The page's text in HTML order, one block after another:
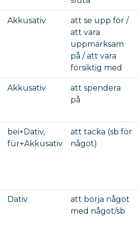
Akkusativ
att se upp för /
att vara
uppmärksam
på / att vara
försiktig med
Akkusativ
att spendera
på
bei+Dativ,
für+Akkusativ
att tacka (sb för
något)
Dativ
att börja något
med något/sb